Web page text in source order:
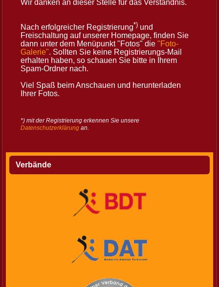
Wir danken an dieser Stelle für das Verständnis.
Nach erfolgreicher Registrierung*) und
Freischaltung auf unserer Homepage, finden Sie
dann unter dem Menüpunkt "Fotos" die "Foto-
Galerie". Sollten Sie keine Registrierungs-Mail
erhalten haben, so schauen Sie bitte in Ihrem
Spam-Ordner nach.
Viel Spaß beim Anschauen und herunterladen
Ihrer Fotos.
*) mit der Registrierung erkennen Sie unsere
Datenschutzerklärung an.
Verbände